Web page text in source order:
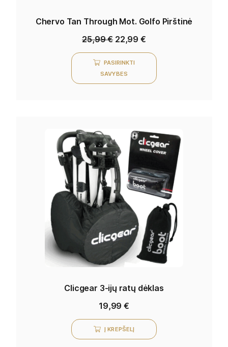
Chervo Tan Through Mot. Golfo Pirštinė
25,99€ 22,99 €
PASIRINKTI
SAVYBES
Clicgear 3-ijų ratų dėklas
19,99€
Į KREPŠELĮ